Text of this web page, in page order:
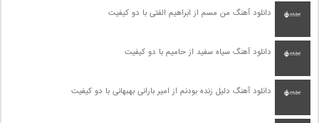
دانلود آهنگ من مسم از ابراهیم الفتی با دو کیفیت
دانلود آهنگ سیاه سفید از حامیم با دو کیفیت
دانلود آهنگ دلیل زنده بودنم از امیر بارانی بهبهانی با دو کیفیت